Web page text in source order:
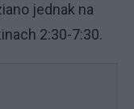
jednak na
2:30-7:30.